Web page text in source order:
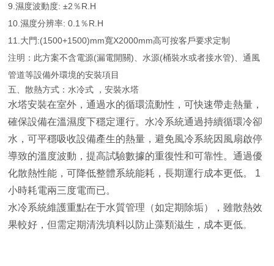
9.濕度波動度: ±2％R.H
10.濕度分辨率: 0.1％R.H
11.大門:(1500+1500)mm寬X2000mm高可按客戶要求定制
注明：此方案不含電源(漏電開關)、水源(桶裝水或者接水管)、通風
管道等設備外環境的安裝項目
五、散熱方式：水冷式 ，安裝水塔
水塔安裝在室外，通過水的循環流動性，可快速帶走熱量，
確保設備在溫濕度下穩定運行。水冷系統通過持續循環冷卻
水，可平穩吸收設備產生的熱量，避免風冷系統因風扇啟停
導致的溫度波動，提高試驗數據的重復性和可靠性。通過優
化散熱性能，可降低整體系統能耗，長期運行成本更低。 1
小時耗電兩三度電而已。
水冷系統維護重點在于水質管理（如定期除垢），雖散熱效
果較好，但需定期清洗填料以防止藻類滋生，成本更低。